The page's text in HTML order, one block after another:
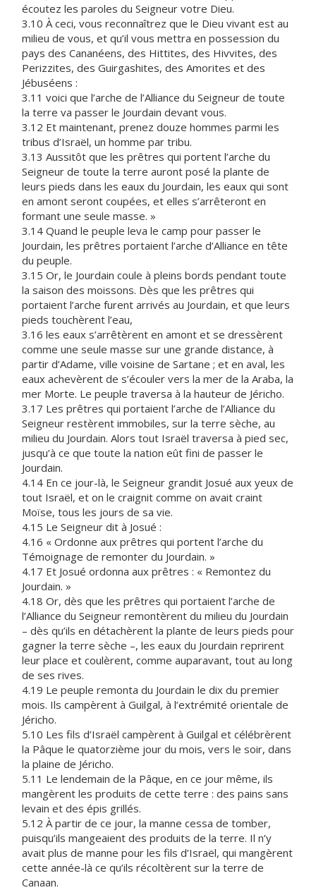
écoutez les paroles du Seigneur votre Dieu.
3.10 À ceci, vous reconnaîtrez que le Dieu vivant est au
milieu de vous, et qu’il vous mettra en possession du
pays des Cananéens, des Hittites, des Hivvites, des
Perizzites, des Guirgashites, des Amorites et des
Jébuséens :
3.11 voici que l’arche de l’Alliance du Seigneur de toute
la terre va passer le Jourdain devant vous.
3.12 Et maintenant, prenez douze hommes parmi les
tribus d’Israël, un homme par tribu.
3.13 Aussitôt que les prêtres qui portent l’arche du
Seigneur de toute la terre auront posé la plante de
leurs pieds dans les eaux du Jourdain, les eaux qui sont
en amont seront coupées, et elles s’arrêteront en
formant une seule masse. »
3.14 Quand le peuple leva le camp pour passer le
Jourdain, les prêtres portaient l’arche d’Alliance en tête
du peuple.
3.15 Or, le Jourdain coule à pleins bords pendant toute
la saison des moissons. Dès que les prêtres qui
portaient l’arche furent arrivés au Jourdain, et que leurs
pieds touchèrent l’eau,
3.16 les eaux s’arrêtèrent en amont et se dressèrent
comme une seule masse sur une grande distance, à
partir d’Adame, ville voisine de Sartane ; et en aval, les
eaux achevèrent de s’écouler vers la mer de la Araba, la
mer Morte. Le peuple traversa à la hauteur de Jéricho.
3.17 Les prêtres qui portaient l’arche de l’Alliance du
Seigneur restèrent immobiles, sur la terre sèche, au
milieu du Jourdain. Alors tout Israël traversa à pied sec,
jusqu’à ce que toute la nation eût fini de passer le
Jourdain.
4.14 En ce jour-là, le Seigneur grandit Josué aux yeux de
tout Israël, et on le craignit comme on avait craint
Moïse, tous les jours de sa vie.
4.15 Le Seigneur dit à Josué :
4.16 « Ordonne aux prêtres qui portent l’arche du
Témoignage de remonter du Jourdain. »
4.17 Et Josué ordonna aux prêtres : « Remontez du
Jourdain. »
4.18 Or, dès que les prêtres qui portaient l’arche de
l’Alliance du Seigneur remontèrent du milieu du Jourdain
– dès qu’ils en détachèrent la plante de leurs pieds pour
gagner la terre sèche –, les eaux du Jourdain reprirent
leur place et coulèrent, comme auparavant, tout au long
de ses rives.
4.19 Le peuple remonta du Jourdain le dix du premier
mois. Ils campèrent à Guilgal, à l’extrémité orientale de
Jéricho.
5.10 Les fils d’Israël campèrent à Guilgal et célébrèrent
la Pâque le quatorzième jour du mois, vers le soir, dans
la plaine de Jéricho.
5.11 Le lendemain de la Pâque, en ce jour même, ils
mangèrent les produits de cette terre : des pains sans
levain et des épis grillés.
5.12 À partir de ce jour, la manne cessa de tomber,
puisqu’ils mangeaient des produits de la terre. Il n’y
avait plus de manne pour les fils d’Israël, qui mangèrent
cette année-là ce qu’ils récoltèrent sur la terre de
Canaan.